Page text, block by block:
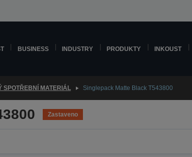
BUSINESS INDUSTRY PRODUKTY INKOUST
SPOTŘEBNÍ MATERIÁL Singlepack Matte Black T543800
Zastaveno